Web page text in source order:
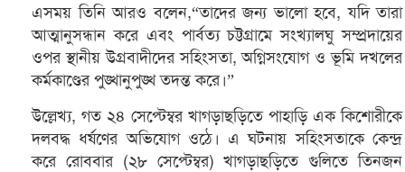
এসময় তিনি আরও বলেন,“তাদের জন্য ভালো হবে, যদি তারা
আত্মানুসন্ধান করে এবং পার্বত্য চট্টগ্রামে সংখ্যালঘু সম্প্রদায়ের
ওপর স্থানীয় উগ্রবাদীদের সহিংসতা, অগ্নিসংযোগ ও ভূমি দখলের
কর্মকাণ্ডের পুঙ্খানুপুঙ্খ তদন্ত করে।”
উল্লেখ্য, গত ২৪ সেপ্টেম্বর খাগড়াছড়িতে পাহাড়ি এক কিশোরীকে
দলবদ্ধ ধর্ষণের অভিযোগ ওঠে। এ ঘটনায় সহিংসতাকে কেন্দ্র
করে রোববার (২৮ সেপ্টেম্বর) খাগড়াছড়িতে গুলিতে তিনজন